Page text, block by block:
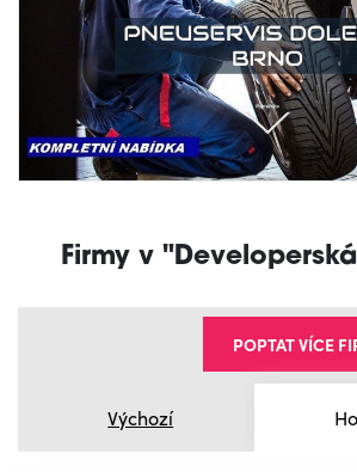
Firmy v
Výchozí
POPTAT VÍCE